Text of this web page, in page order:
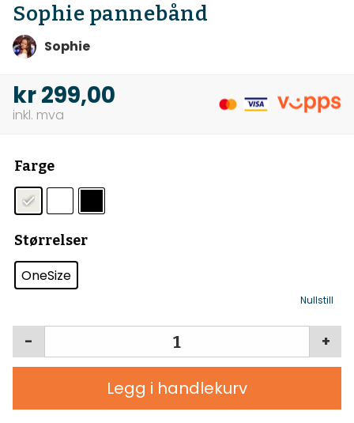
Sophie pannebånd
Sophie
kr299,00
Farge
Størrelser
OneSize
Nullstill
+
-
Legg i handlekurv